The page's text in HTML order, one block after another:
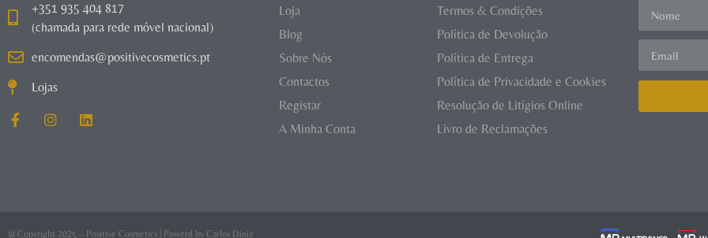
+351 935 404 817
(chamada para rede móvel nacional)
encomendas@positivecosmetics.pt
Lojas
Loja
Blog
Sobre Nós
Contactos
Registar
A Minha Conta
Termos & Condições
Política de Devolução
Política de Entrega
Política de Privacidade e Cookies
Resolução de Litígios Online
Livro de Reclamações
@Copyright 2025 – Positive Cosmetics | Powerd by Carlos Diniz